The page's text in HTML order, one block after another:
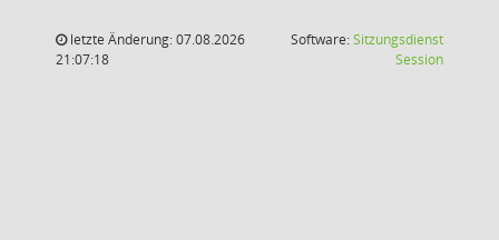
letzte Änderung: 07.08.2026
21:07:18
Software:Sitzungsdienst
Session(Wird in